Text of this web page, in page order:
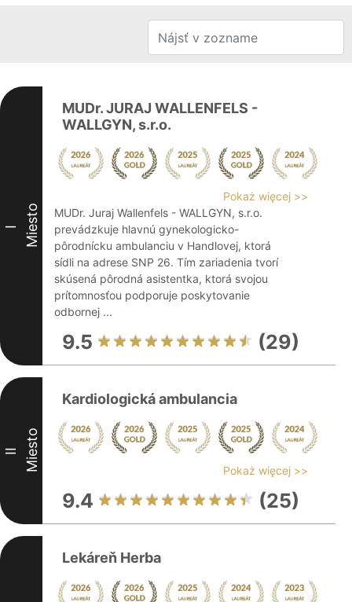
I Miesto
MUDr. JURAJ WALLENFELS -
WALLGYN, s.r.o.
Pokaż więcej >>
MUDr. Juraj Wallenfels - WALLGYN, s.r.o.
prevádzkuje hlavnú gynekologicko-
pôrodnícku ambulanciu v Handlovej, ktorá
sídli na adrese SNP 26. Tím zariadenia tvorí
skúsená pôrodná asistentka, ktorá svojou
prítomnosťou podporuje poskytovanie
odbornej ...
9.5 (29)
II Miesto
Kardiologická ambulancia
Pokaż więcej >>
9.4 (25)
Lekáreň Herba